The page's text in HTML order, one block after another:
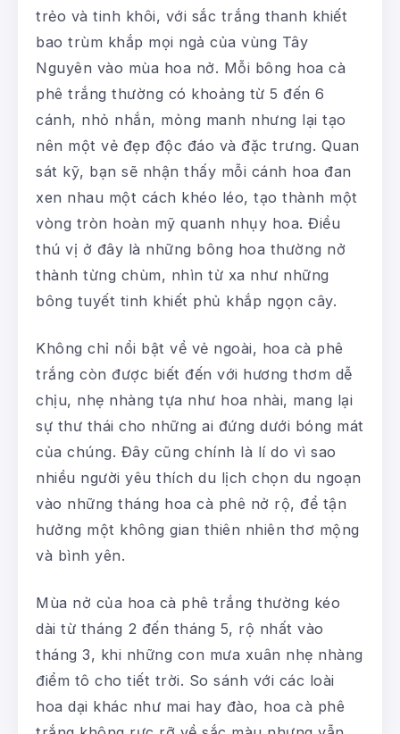
trẻo và tinh khôi, với sắc trắng thanh khiết
bao trùm khắp mọi ngả của vùng Tây
Nguyên vào mùa hoa nở. Mỗi bông hoa cà
phê trắng thường có khoảng từ 5 đến 6
cánh, nhỏ nhắn, mỏng manh nhưng lại tạo
nên một vẻ đẹp độc đáo và đặc trưng. Quan
sát kỹ, bạn sẽ nhận thấy mỗi cánh hoa đan
xen nhau một cách khéo léo, tạo thành một
vòng tròn hoàn mỹ quanh nhụy hoa. Điều
thú vị ở đây là những bông hoa thường nở
thành từng chùm, nhìn từ xa như những
bông tuyết tinh khiết phủ khắp ngọn cây.
Không chỉ nổi bật về vẻ ngoài, hoa cà phê
trắng còn được biết đến với hương thơm dễ
chịu, nhẹ nhàng tựa như hoa nhài, mang lại
sự thư thái cho những ai đứng dưới bóng mát
của chúng. Đây cũng chính là lí do vì sao
nhiều người yêu thích du lịch chọn du ngoạn
vào những tháng hoa cà phê nở rộ, để tận
hưởng một không gian thiên nhiên thơ mộng
và bình yên.
Mùa nở của hoa cà phê trắng thường kéo
dài từ tháng 2 đến tháng 5, rộ nhất vào
tháng 3, khi những con mưa xuân nhẹ nhàng
điểm tô cho tiết trời. So sánh với các loài
hoa dại khác như mai hay đào, hoa cà phê